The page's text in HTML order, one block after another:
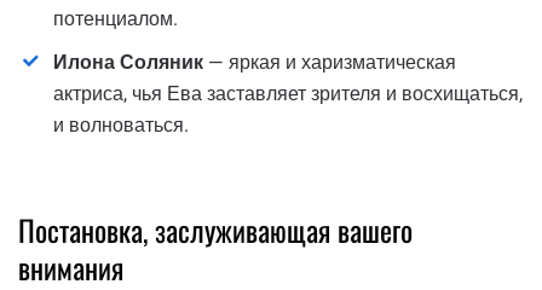
потенциалом.
Илона Соляник — яркая и харизматическая
актриса, чья Ева заставляет зрителя и восхищаться,
и волноваться.
Постановка, заслуживающая вашего
внимания